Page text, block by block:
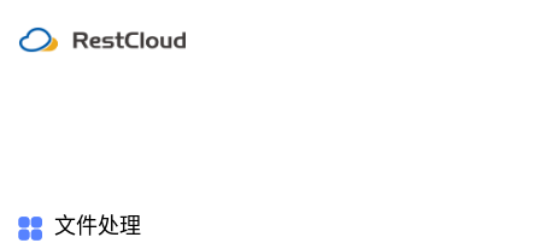
文件处理